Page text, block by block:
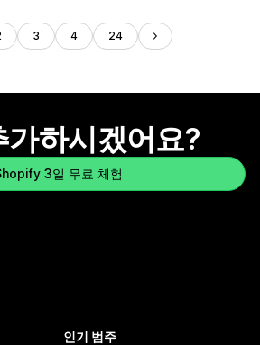
3 4 24
가하시겠어요?
3일 무료 체험
인기 범주